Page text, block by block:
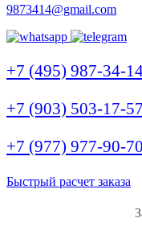
9873414@gmail.com
+7 (495) 987-34-
+7 (903) 503-17-57
+7 (977) 977-90-70
Быстрый расчет заказа